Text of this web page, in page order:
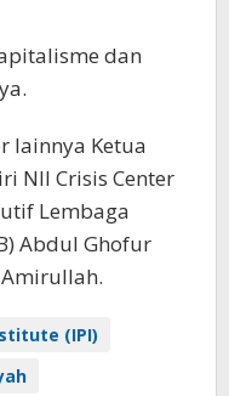
dan
lainnya Ketua
NII Crisis Center
Lembaga
Abdul Ghofur
(IPI)